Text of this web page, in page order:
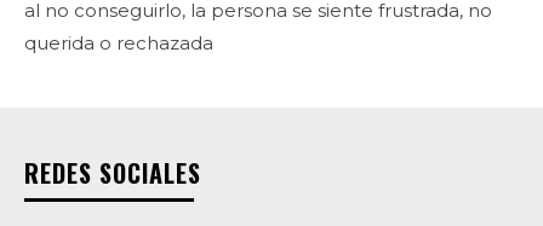
al no conseguirlo, la persona se siente frustrada, no
querida o rechazada
REDES SOCIALES